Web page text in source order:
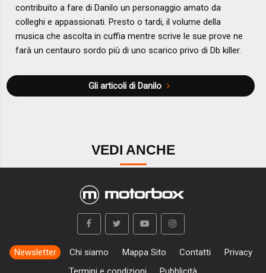
contribuito a fare di Danilo un personaggio amato da
colleghi e appassionati. Presto o tardi, il volume della
musica che ascolta in cuffia mentre scrive le sue prove ne
farà un centauro sordo più di uno scarico privo di Db killer.
Gli articoli di Danilo
VEDI ANCHE
Newsletter Chi siamo Mappa Sito Contatti
Privacy